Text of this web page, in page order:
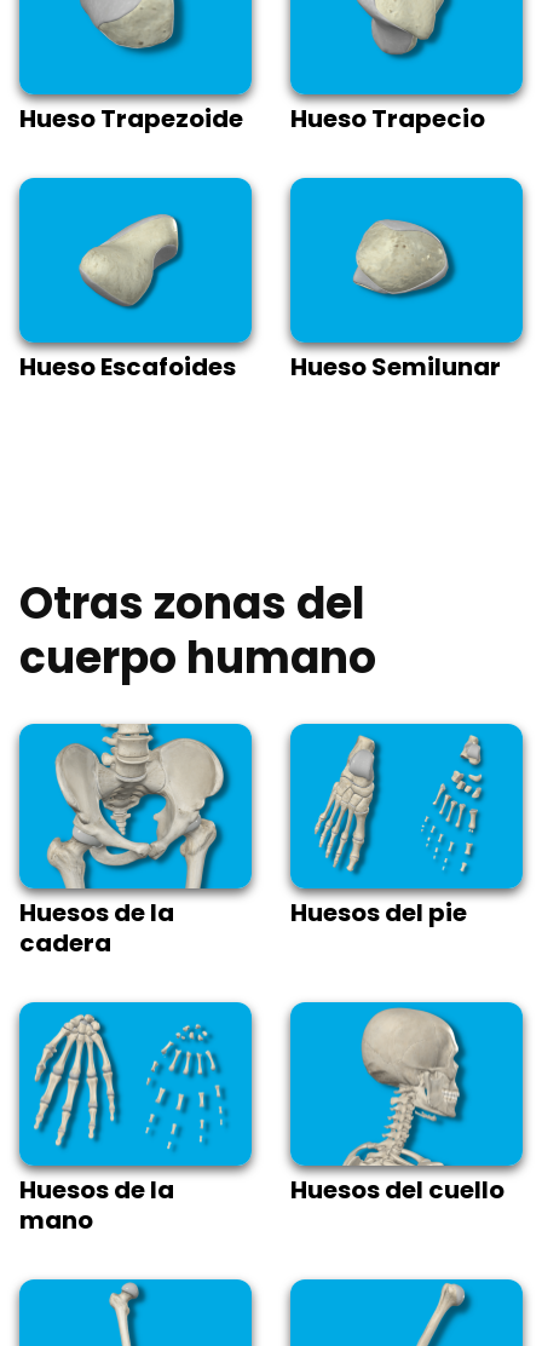
Hueso Trapezoide Hueso Trapecio
Hueso Escafoides Hueso Semilunar
Otras zonas del
cuerpo humano
Huesos de la
cadera
Huesos del pie
Huesos de la
mano
Huesos del cuello